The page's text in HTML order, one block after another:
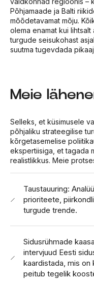
Põhjamaade ja Balti
mõõdetavamat mõju.
olema enamat kui
turgude seisukohast
suutma tugevdada
Meie
Selleks, et küsimusele
põhjaliku strateegilise
kõrgetasemelise
ekspertiisiga, et tagada
realistlikkus. Meie
Taustauuring:
prioriteete,
turgude trende.
Sidusrühmade
intervjuud Eesti
kaardistada, mis on
peitub tegelik